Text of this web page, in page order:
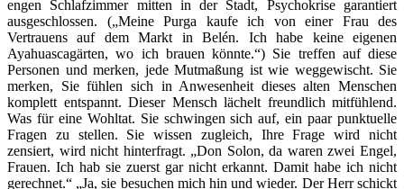
engen Schlafzimmer mitten in der Stadt, Psychokrise garantiert
ausgeschlossen. („Meine Purga kaufe ich von einer Frau des
Vertrauens auf dem Markt in Belén. Ich habe keine eigenen
Ayahuascagärten, wo ich brauen könnte.“) Sie treffen auf diese
Personen und merken, jede Mutmaßung ist wie weggewischt. Sie
merken, Sie fühlen sich in Anwesenheit dieses alten Menschen
komplett entspannt. Dieser Mensch lächelt freundlich mitfühlend.
Was für eine Wohltat. Sie schwingen sich auf, ein paar punktuelle
Fragen zu stellen. Sie wissen zugleich, Ihre Frage wird nicht
zensiert, wird nicht hinterfragt. „Don Solon, da waren zwei Engel,
Frauen. Ich hab sie zuerst gar nicht erkannt. Damit habe ich nicht
gerechnet.“ „Ja, sie besuchen mich hin und wieder. Der Herr schickt